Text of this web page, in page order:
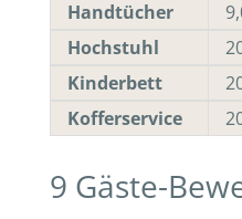
Handtücher
Hochstuhl
Kinderbett
Kofferservice
9 Gäste-